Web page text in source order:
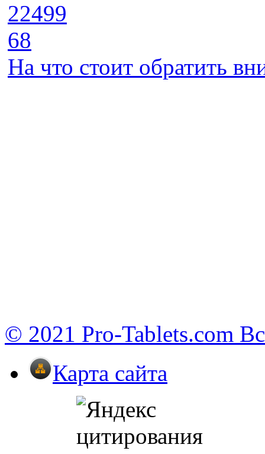
22499
68
На что стоит обратить
© 2021 Pro-Tablets.com
Карта сайта